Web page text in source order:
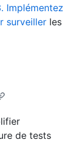
Implémentez
surveiller les
de tests